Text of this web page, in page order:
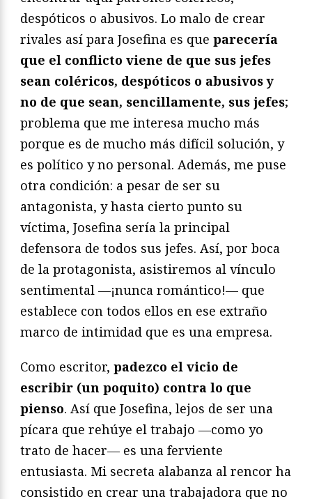
despóticos o abusivos. Lo malo de crear
rivales así para Josefina es que parecería
que el conflicto viene de que sus jefes
sean coléricos, despóticos o abusivos y
no de que sean, sencillamente, sus jefes;
problema que me interesa mucho más
porque es de mucho más difícil solución, y
es político y no personal. Además, me puse
otra condición: a pesar de ser su
antagonista, y hasta cierto punto su
víctima, Josefina sería la principal
defensora de todos sus jefes. Así, por boca
de la protagonista, asistiremos al vínculo
sentimental —¡nunca romántico!— que
establece con todos ellos en ese extraño
marco de intimidad que es una empresa.
Como escritor, padezco el vicio de
escribir (un poquito) contra lo que
pienso. Así que Josefina, lejos de ser una
pícara que rehúye el trabajo —como yo
trato de hacer— es una ferviente
entusiasta. Mi secreta alabanza al rencor ha
consistido en crear una trabajadora que no